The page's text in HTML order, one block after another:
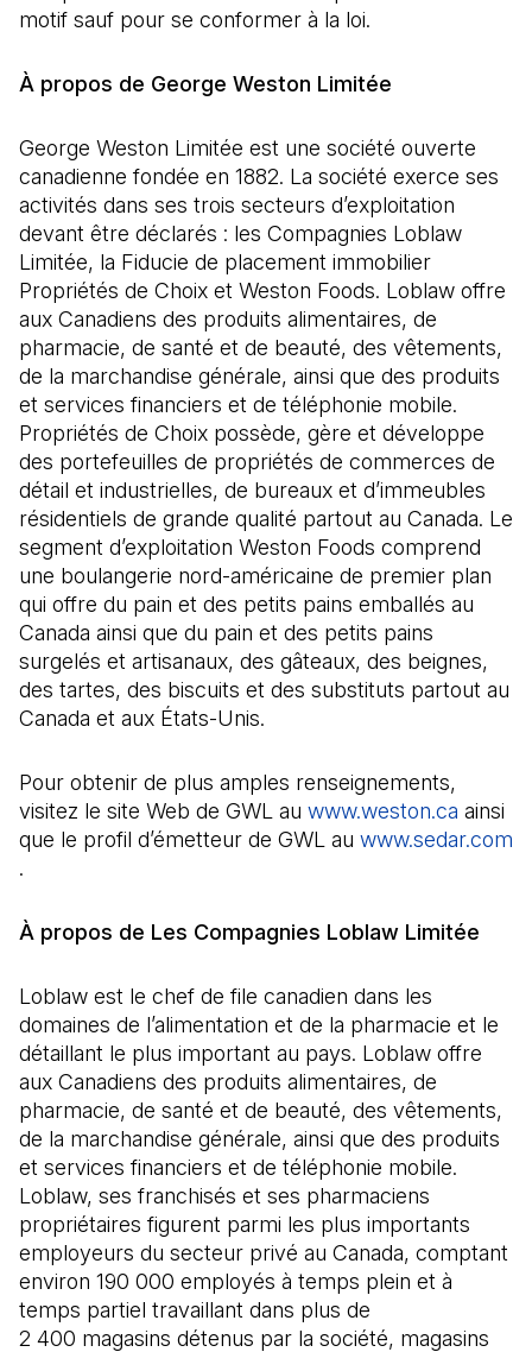
motif sauf pour se conformer à la loi.
À propos de George Weston Limitée
George Weston Limitée est une société ouverte
canadienne fondée en 1882. La société exerce ses
activités dans ses trois secteurs d’exploitation
devant être déclarés : les Compagnies Loblaw
Limitée, la Fiducie de placement immobilier
Propriétés de Choix et Weston Foods. Loblaw offre
aux Canadiens des produits alimentaires, de
pharmacie, de santé et de beauté, des vêtements,
de la marchandise générale, ainsi que des produits
et services financiers et de téléphonie mobile.
Propriétés de Choix possède, gère et développe
des portefeuilles de propriétés de commerces de
détail et industrielles, de bureaux et d’immeubles
résidentiels de grande qualité partout au Canada. Le
segment d’exploitation Weston Foods comprend
une boulangerie nord-américaine de premier plan
qui offre du pain et des petits pains emballés au
Canada ainsi que du pain et des petits pains
surgelés et artisanaux, des gâteaux, des beignes,
des tartes, des biscuits et des substituts partout au
Canada et aux États-Unis.
Pour obtenir de plus amples renseignements,
visitez le site Web de GWL au www.weston.ca (Il
ainsi
que le profil d’émetteur de GWL au www.sedar.com
(Il s'ouvre dans un nouvel onglet)
.
À propos de Les Compagnies Loblaw Limitée
Loblaw est le chef de file canadien dans les
domaines de l’alimentation et de la pharmacie et le
détaillant le plus important au pays. Loblaw offre
aux Canadiens des produits alimentaires, de
pharmacie, de santé et de beauté, des vêtements,
de la marchandise générale, ainsi que des produits
et services financiers et de téléphonie mobile.
Loblaw, ses franchisés et ses pharmaciens
propriétaires figurent parmi les plus importants
employeurs du secteur privé au Canada, comptant
environ 190 000 employés à temps plein et à
temps partiel travaillant dans plus de
2 400 magasins détenus par la société, magasins